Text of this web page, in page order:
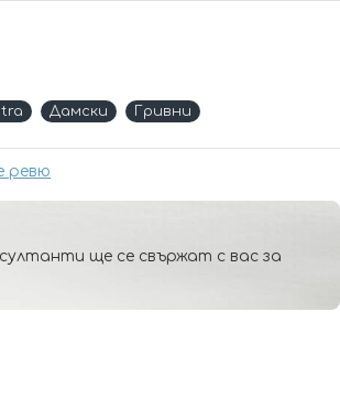
ревю
Дамски Гривни
ще се свържат с вас за